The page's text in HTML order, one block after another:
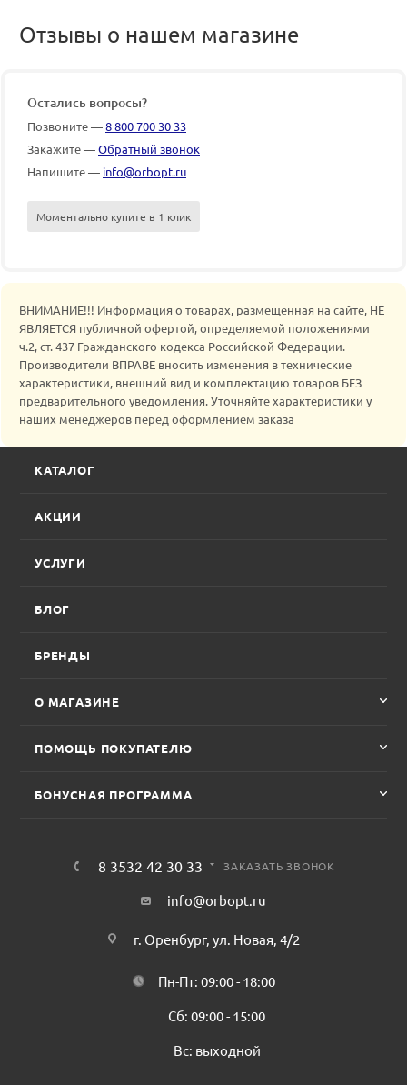
Отзывы о нашем магазине
Остались вопросы?
Позвоните —8 800 700 30 33
Закажите —Обратный звонок
Напишите — info@orbopt.ru
Моментально купите в 1 клик
ВНИМАНИЕ!!! Информация о товарах, размещенная на сайте, НЕ
ЯВЛЯЕТСЯ публичной офертой, определяемой положениями
ч.2, ст. 437 Гражданского кодекса Российской Федерации.
Производители ВПРАВЕ вносить изменения в технические
характеристики, внешний вид и комплектацию товаров БЕЗ
предварительного уведомления. Уточняйте характеристики у
наших менеджеров перед оформлением заказа
КАТАЛОГ
АКЦИИ
УСЛУГИ
БЛОГ
БРЕНДЫ
О МАГАЗИНЕ
ПОМОЩЬ ПОКУПАТЕЛЮ
БОНУСНАЯ ПРОГРАММА
8 3532 42 30 33 ЗАКАЗАТЬ ЗВОНОК
info@orbopt.ru
г. Оренбург, ул. Новая, 4/2
Пн-Пт: 09:00 - 18:00
Сб: 09:00 - 15:00
Вс: выходной